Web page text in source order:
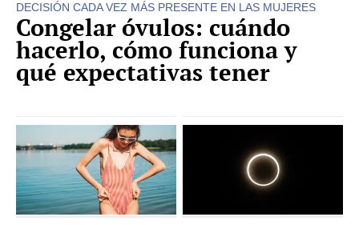
DECISIÓN CADA VEZ MÁS PRESENTE EN LAS MUJERES
Congelar óvulos: cuándo
hacerlo, cómo funciona y
qué expectativas tener